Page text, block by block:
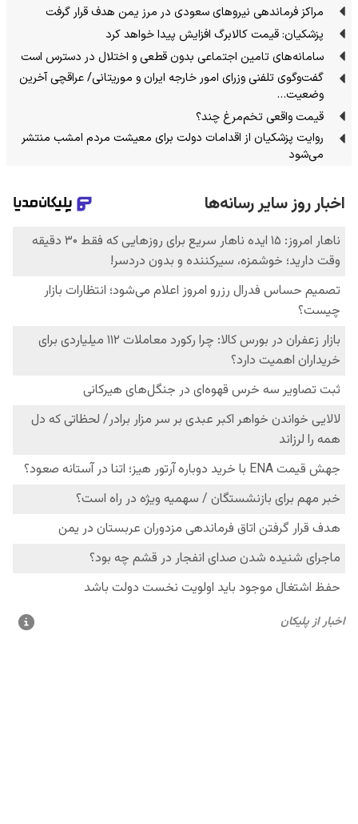
مراکز فرماندهی نیروهای سعودی در مرز یمن هدف قرار گرفت
پزشکیان: قیمت کالابرگ افزایش پیدا خواهد کرد
سامانه‌های تامین اجتماعی بدون قطعی و اختلال در دسترس است
گفت‌وگوی تلفنی وزرای امور خارجه ایران و موریتانی/ عراقچی آخرین
وضعیت…
قیمت واقعی تخم‌مرغ چند؟
روایت پزشکیان از اقدامات دولت برای معیشت مردم امشب منتشر
می‌شود